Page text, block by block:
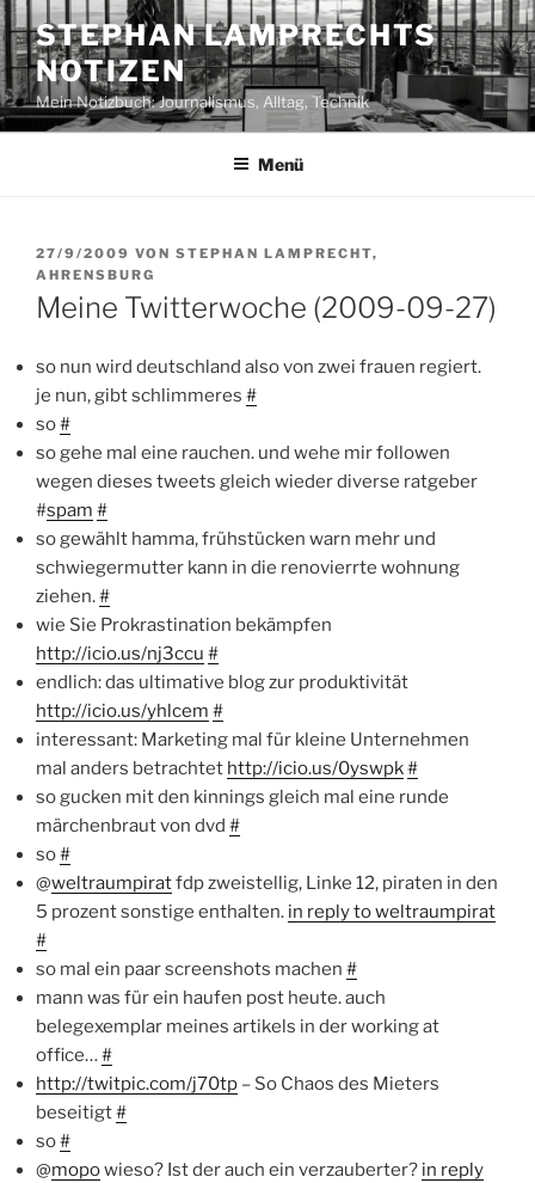
Zum
Inhalt
springen
STEPHAN LAMPRECHTS
NOTIZEN
Mein Notizbuch: Journalismus, Alltag, Technik
Menü
VERÖFFENTLICHT
AM
27/9/2009 VON STEPHAN LAMPRECHT,
AHRENSBURG
Meine Twitterwoche (2009-09-27)
so nun wird deutschland also von zwei frauen regiert.
je nun, gibt schlimmeres #
so#
so gehe mal eine rauchen. und wehe mir followen
wegen dieses tweets gleich wieder diverse ratgeber
#spam #
so gewählt hamma, frühstücken warn mehr und
schwiegermutter kann in die renovierrte wohnung
ziehen.#
wie Sie Prokrastination bekämpfen
http://icio.us/nj3ccu #
endlich: das ultimative blog zur produktivität
http://icio.us/yhlcem #
interessant: Marketing mal für kleine Unternehmen
mal anders betrachtet http://icio.us/0yswpk#
so gucken mit den kinnings gleich mal eine runde
märchenbraut von dvd #
so#
@weltraumpiratfdp zweistellig, Linke 12, piraten in den
5 prozent sonstige enthalten. in reply to weltraumpirat
#
so mal ein paar screenshots machen #
mann was für ein haufen post heute. auch
belegexemplar meines artikels in der working at
office…#
http://twitpic.com/j70tp – So Chaos des Mieters
beseitigt#
so#
@mopowieso? Ist der auch ein verzauberter? in reply